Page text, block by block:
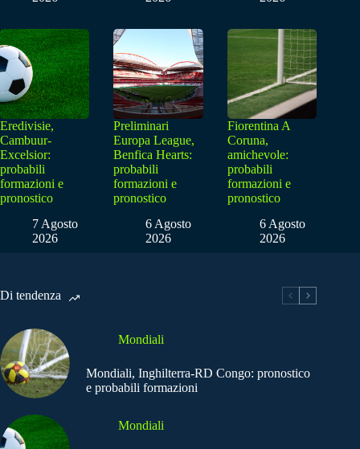
Eredivisie,
Cambuur-
Excelsior:
probabili
formazioni e
pronostico
7 Agosto
2026
Preliminari
Europa League,
Benfica Hearts:
probabili
formazioni e
pronostico
6 Agosto
2026
Fiorentina A
Coruna,
amichevole:
probabili
formazioni e
pronostico
6 Agosto
2026
Di tendenza
Mondiali
Mondiali, Inghilterra-RD Congo: pronostico
e probabili formazioni
Mondiali